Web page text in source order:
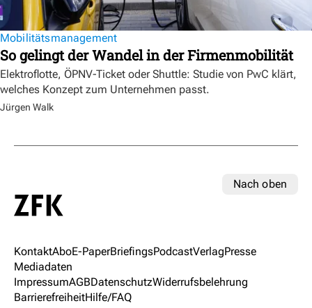
Mobilitätsmanagement
So gelingt der Wandel in der Firmenmobilität
Elektroflotte, ÖPNV-Ticket oder Shuttle: Studie von PwC klärt,
welches Konzept zum Unternehmen passt.
Jürgen Walk
Nach oben
KontaktAboE-PaperBriefingsPodcastVerlagPresse
Mediadaten
ImpressumAGBDatenschutzWiderrufsbelehrung
BarrierefreiheitHilfe/FAQ